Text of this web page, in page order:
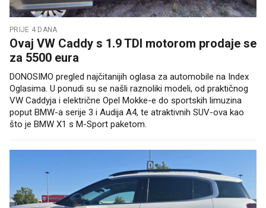
PRIJE 4 DANA
Ovaj VW Caddy s 1.9 TDI motorom prodaje se
za 5500 eura
DONOSIMO pregled najčitanijih oglasa za automobile na Index
Oglasima. U ponudi su se našli raznoliki modeli, od praktičnog
VW Caddyja i električne Opel Mokke-e do sportskih limuzina
poput BMW-a serije 3 i Audija A4, te atraktivnih SUV-ova kao
što je BMW X1 s M-Sport paketom.